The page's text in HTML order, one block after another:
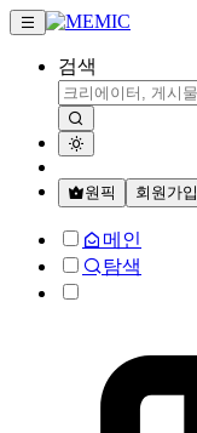
검색
원픽 회원가입
메인
탐색